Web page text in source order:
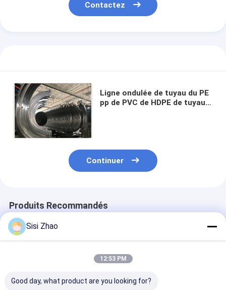
Contactez
Ligne ondulée de tuyau du PE
pp de PVC de HDPE de tuyau
Continuer
Produits Recommandés
Sisi Zhao
12:53 PM
Good day, what product are you looking for?